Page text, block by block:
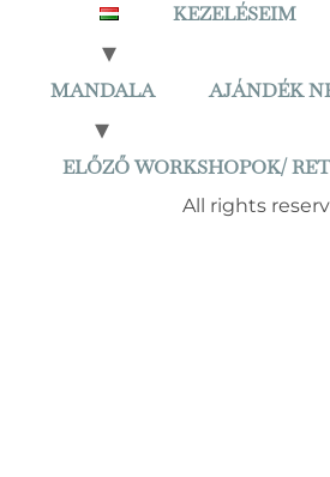
KEZELÉSEIM
MANDALA AJÁNDÉK
ELŐZŐ WORKSHOPOK/
All rights